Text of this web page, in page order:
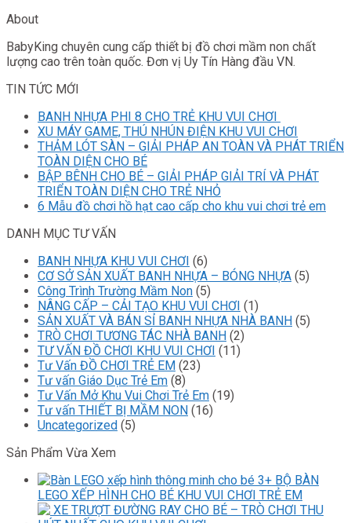
About
BabyKing chuyên cung cấp thiết bị đồ chơi mầm non chất
lượng cao trên toàn quốc. Đơn vị Uy Tín Hàng đầu VN.
TIN TỨC MỚI
BANH NHỰA PHI 8 CHO TRẺ KHU VUI CHƠI
XU MÁY GAME, THÚ NHÚN ĐIỆN KHU VUI CHƠI
THẢM LÓT SÀN – GIẢI PHÁP AN TOÀN VÀ PHÁT TRIỂN
TOÀN DIỆN CHO BÉ
BẬP BÊNH CHO BÉ – GIẢI PHÁP GIẢI TRÍ VÀ PHÁT
TRIỂN TOÀN DIỆN CHO TRẺ NHỎ
6 Mẫu đồ chơi hồ hạt cao cấp cho khu vui chơi trẻ em
DANH MỤC TƯ VẤN
BANH NHỰA KHU VUI CHƠI (6)
CƠ SỞ SẢN XUẤT BANH NHỰA – BÓNG NHỰA (5)
Công Trình Trường Mầm Non (5)
NÂNG CẤP – CẢI TẠO KHU VUI CHƠI (1)
SẢN XUẤT VÀ BÁN SỈ BANH NHỰA NHÀ BANH (5)
TRÒ CHƠI TƯƠNG TÁC NHÀ BANH (2)
TƯ VẤN ĐỒ CHƠI KHU VUI CHƠI (11)
Tư Vấn ĐỒ CHƠI TRẺ EM (23)
Tư vấn Giáo Dục Trẻ Em (8)
Tư Vấn Mở Khu Vui Chơi Trẻ Em (19)
Tư vấn THIẾT BỊ MẦM NON (16)
Uncategorized (5)
Sản Phẩm Vừa Xem
3+ BỘ BÀN
LEGO XẾP HÌNH CHO BÉ KHU VUI CHƠI TRẺ EM